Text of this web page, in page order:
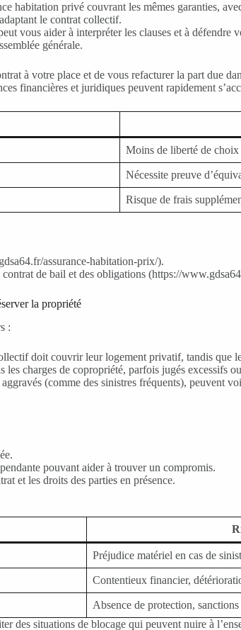
habitation privé couvrant les mêmes garanties,
le contrat collectif.
vous aider à interpréter les clauses et à défendre
générale.
à votre place et de vous refacturer la part due
financières et juridiques peuvent rapidement
Moins de liberté de choix
Nécessite preuve
Risque de frais
assurance-habitation-prix/).
de bail et des obligations (https://
la propriété
:
doit couvrir leur logement privatif, tandis que
les charges de copropriété, parfois jugés excessifs
(comme des sinistres fréquents), peuvent
pouvant aider à trouver un compromis.
et les droits des parties en présence.
Préjudice matériel en cas de
Contentieux financier,
Absence de protection, sanctions
des situations de blocage qui peuvent nuire à